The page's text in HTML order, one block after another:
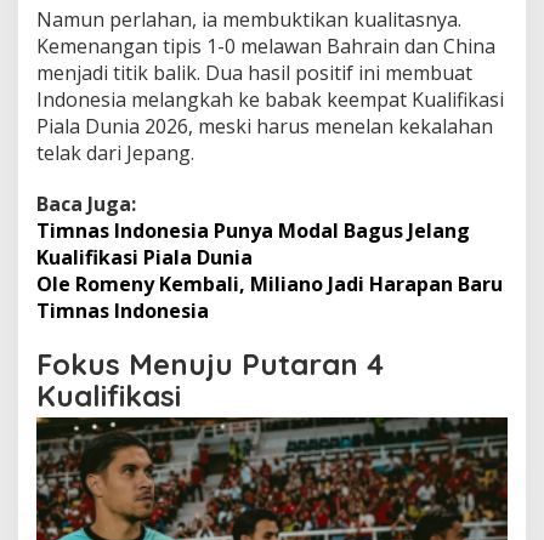
Namun perlahan, ia membuktikan kualitasnya.
Kemenangan tipis 1-0 melawan Bahrain dan China
menjadi titik balik. Dua hasil positif ini membuat
Indonesia melangkah ke babak keempat Kualifikasi
Piala Dunia 2026, meski harus menelan kekalahan
telak dari Jepang.
Baca Juga:
Timnas Indonesia Punya Modal Bagus Jelang
Kualifikasi Piala Dunia
Ole Romeny Kembali, Miliano Jadi Harapan Baru
Timnas Indonesia
Fokus Menuju Putaran 4
Kualifikasi